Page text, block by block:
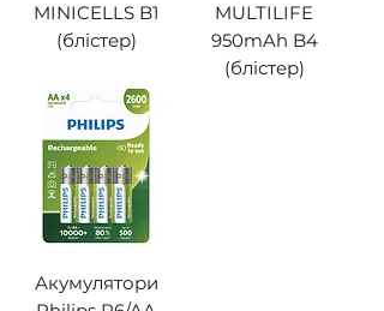
MINICELLS B1
(блістер)
MULTILIFE
950mAh B4
(блістер)
Акумулятори